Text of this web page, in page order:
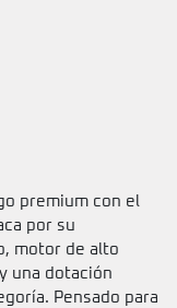
premium con el
por su
motor de alto
una dotación
Pensado para